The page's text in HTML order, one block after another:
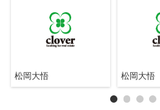
松岡大悟 松岡大悟